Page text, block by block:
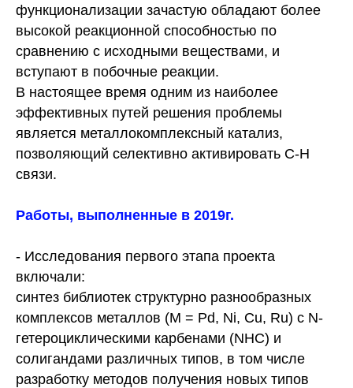
функционализации зачастую обладают более
высокой реакционной способностью по
сравнению с исходными веществами, и
вступают в побочные реакции.
В настоящее время одним из наиболее
эффективных путей решения проблемы
является металлокомплексный катализ,
позволяющий селективно активировать С-Н
связи.
Работы, выполненные в 2019г.
- Исследования первого этапа проекта
включали:
синтез библиотек структурно разнообразных
комплексов металлов (М = Pd, Ni, Cu, Ru) с N-
гетероциклическими карбенами (NHC) и
солигандами различных типов, в том числе
разработку методов получения новых типов